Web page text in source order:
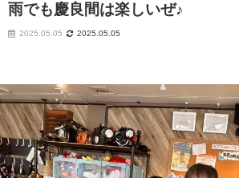
雨でも慶良間は楽しいぜ♪
2025.05.05 2025.05.05